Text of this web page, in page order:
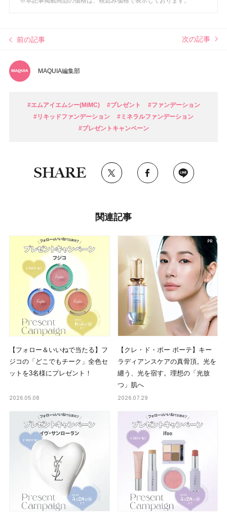
前の記事 次の記事
MAQUIA編集部
#エムアイエムシー(MiMC) #プレゼント
#ファンデーション
#リキッドファンデーション
#ミネラルファンデーション
#プレゼントキャンペーン
SHARE
関連記事
【フォロー＆いいねで当たる】フ
ジコの「どこでもチーク」全色セ
ットを3名様にプレゼント！
2026.05.08
【クレ・ド・ポー ボーテ】キー
ラディアンスケアの真骨頂。光を
纏う、光を宿す。理想の「光放
つ」肌へ
2026.07.29